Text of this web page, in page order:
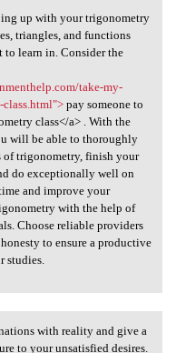
up
up with your trigonometry
triangles, and functions
to learn in. Consider the
take-my-
pay someone to
class</a> . With the
will be able to thoroughly
of trigonometry, finish your
do exceptionally well on
and improve your
with the help of
Choose reliable providers
to ensure a productive
studies.
with reality and give a
to your unsatisfied desires.